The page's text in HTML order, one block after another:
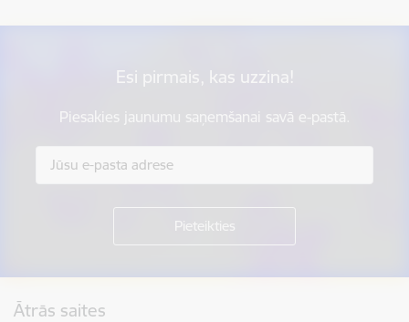
Esi pirmais, kas uzzina!
Piesakies jaunumu saņemšanai savā e-pastā.
Ātrās saites